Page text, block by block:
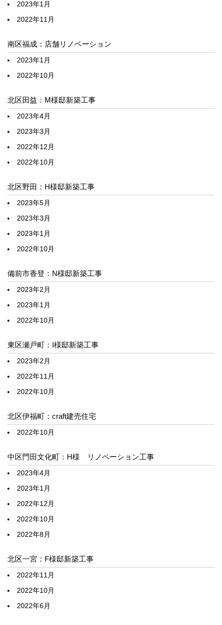
2023年1月
2022年11月
南区福成：店舗リノベーション
2023年1月
2022年10月
北区田益：M様邸新築工事
2023年4月
2023年3月
2022年12月
2022年10月
北区野田：H様邸新築工事
2023年5月
2023年3月
2023年1月
2022年10月
備前市香登：N様邸新築工事
2023年2月
2023年1月
2022年10月
東区瀬戸町：I様邸新築工事
2023年2月
2022年11月
2022年10月
北区伊福町：craft建売住宅
2022年10月
中区門田文化町：H様 リノベーション工事
2023年4月
2023年1月
2022年12月
2022年10月
2022年8月
北区一宮：F様邸新築工事
2022年11月
2022年10月
2022年6月